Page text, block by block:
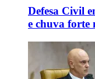
Defesa Civil
e chuva forte